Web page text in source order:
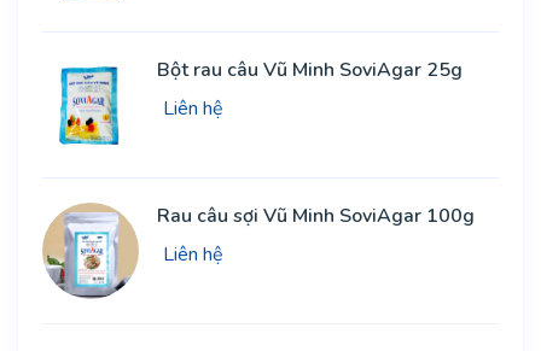
Bột rau câu Vũ Minh SoviAgar 25g
Liên hệ
Rau câu sợi Vũ Minh SoviAgar 100g
Liên hệ